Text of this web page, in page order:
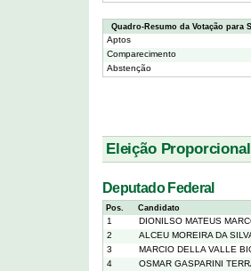
Quadro-Resumo da Votação para
Aptos
Comparecimento
Abstenção
Eleição Proporcional
Deputado Federal
Pos. Candidato
1
DIONILSO MATEUS
2
ALCEU MOREIRA DA
3
MARCIO DELLA VALLE
4
OSMAR GASPARINI